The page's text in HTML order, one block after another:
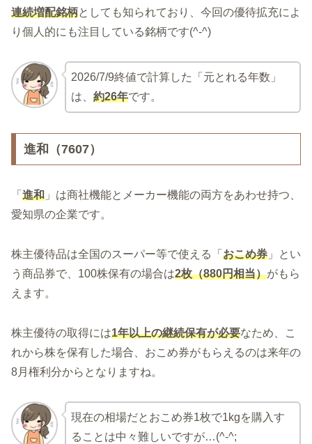
連続増配銘柄としても知られており、今回の優待拡充によ
り個人的にも注目している銘柄です(^-^)
2026/7/9終値で計算した「元とれる年数」
は、 約26年です。
進和（7607）
「 進和 」は商社機能とメーカー機能の両方をあわせ持つ、
愛知県の企業です。
株主優待品は全国のスーパー等で使える「 おこめ券 」とい
う商品券で、100株保有の場合は2枚（880円相当）がもら
えます。
株主優待の取得には1年以上の継続保有が必要なため、こ
れから株を保有した場合、おこめ券がもらえるのは来年の
8月権利分からとなりますね。
現在の相場だとおこめ券1枚で1kgを購入す
ることは中々難しいですが…(^-^;